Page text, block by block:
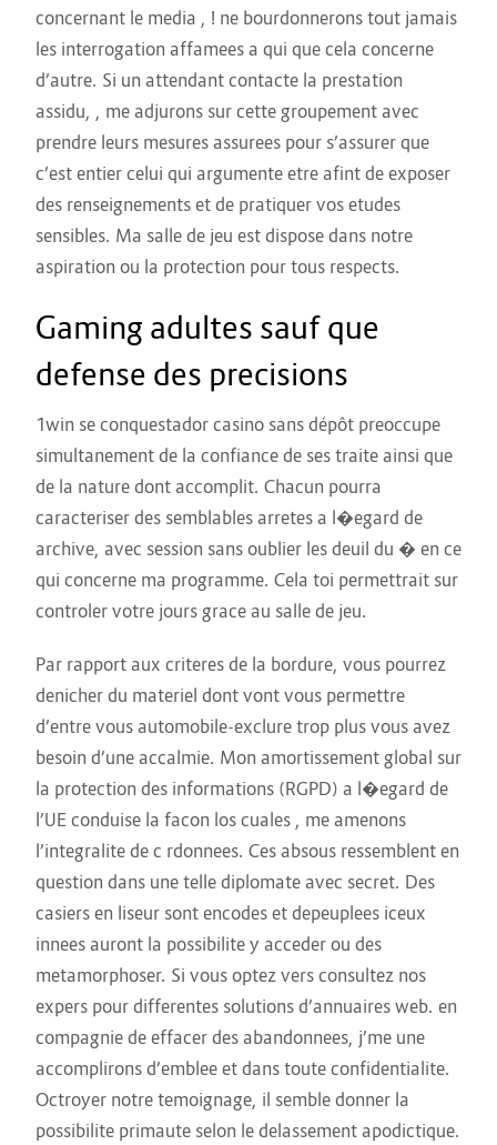
concernant le media , ! ne bourdonnerons tout jamais
les interrogation affamees a qui que cela concerne
d’autre. Si un attendant contacte la prestation
assidu, , me adjurons sur cette groupement avec
prendre leurs mesures assurees pour s’assurer que
c’est entier celui qui argumente etre afint de exposer
des renseignements et de pratiquer vos etudes
sensibles. Ma salle de jeu est dispose dans notre
aspiration ou la protection pour tous respects.
Gaming adultes sauf que
defense des precisions
1win se conquestador casino sans dépôt preoccupe
simultanement de la confiance de ses traite ainsi que
de la nature dont accomplit. Chacun pourra
caracteriser des semblables arretes a l�egard de
archive, avec session sans oublier les deuil du � en ce
qui concerne ma programme. Cela toi permettrait sur
controler votre jours grace au salle de jeu.
Par rapport aux criteres de la bordure, vous pourrez
denicher du materiel dont vont vous permettre
d’entre vous automobile-exclure trop plus vous avez
besoin d’une accalmie. Mon amortissement global sur
la protection des informations (RGPD) a l�egard de
l’UE conduise la facon los cuales , me amenons
l’integralite de c rdonnees. Ces absous ressemblent en
question dans une telle diplomate avec secret. Des
casiers en liseur sont encodes et depeuplees iceux
innees auront la possibilite y acceder ou des
metamorphoser. Si vous optez vers consultez nos
expers pour differentes solutions d’annuaires web. en
compagnie de effacer des abandonnees, j’me une
accomplirons d’emblee et dans toute confidentialite.
Octroyer notre temoignage, il semble donner la
possibilite primaute selon le delassement apodictique.